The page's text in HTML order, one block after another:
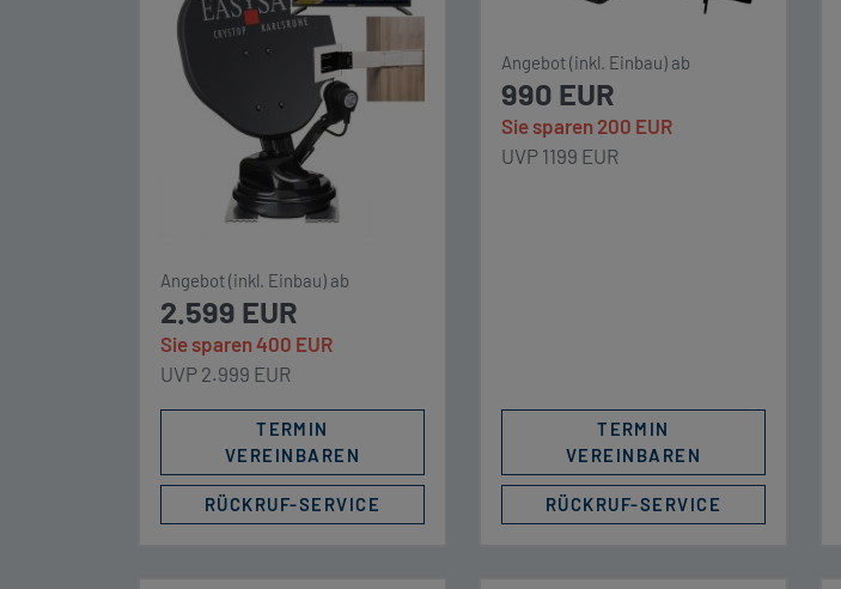
speziell für Kastenwagen
entwickelte SAT Anlage
EasySat von CRYSTOP, dem
renommierten deutschen
Hersteller für Satanlagen,
erfüllt die speziellen
Anforderungen. Sie ist speziell
für die Montage auf Dächern
Angebot (inkl. Einbau) ab
2.599 EUR
Sie sparen 400 EUR
UVP 2.999 EUR
TERMIN
VEREINBAREN
RÜCKRUF-SERVICE
Aufgrund der Montageposition
Ausprägung der
Kupplungsaufnahme an Ihrem
Fahrradträger kann das öffnen
der Hecktüren ausschließlich
Angebot (inkl. Einbau) ab
990 EUR
Sie sparen 200 EUR
UVP 1199 EUR
TERMIN
VEREINBAREN
RÜCKRUF-SERVICE